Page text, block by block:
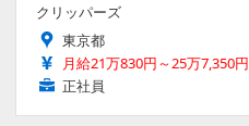
クリッパーズ
東京都
月給21万830円～25万7,350円
正社員